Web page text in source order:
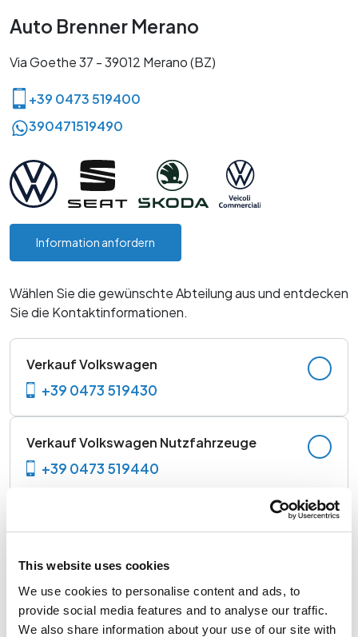
This website uses cookies
We use cookies to personalise content and ads, to
provide social media features and to analyse our traffic.
We also share information about your use of our site with
K-Motor Bruneck
Kia Neuwagen
Finanzierung
B2B‑Bereich
Räder und Reifen
Express Service
Karosserie
Revision
Service Plus
Reach
Auto Brenner Merano
Via Goethe 37 - 39012 Merano (BZ)
+39 0473 519400
390471519490
Information anfordern
Wählen Sie die gewünschte Abteilung aus und entdecken
Sie die Kontaktinformationen.
Verkauf Volkswagen
+39 0473 519430
Verkauf Volkswagen Nutzfahrzeuge
+39 0473 519440
Service
+39 0473 519450